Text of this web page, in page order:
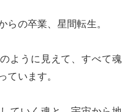
らの卒業、星間転生。
ように見えて、すべて魂
ています。